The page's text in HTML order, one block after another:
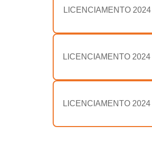
LICENCIAMENTO
LICENCIAMENTO 2024
LICENCIAMENTO 2024